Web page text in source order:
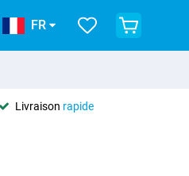
FR
Livraison rapide